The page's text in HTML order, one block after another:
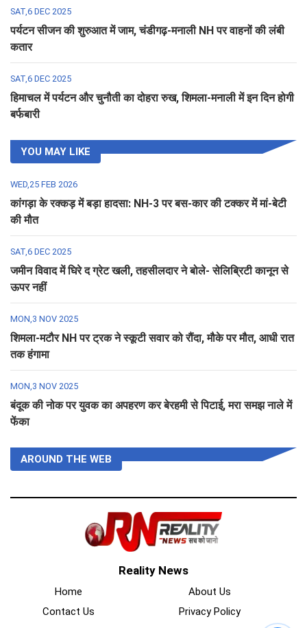
SAT,6 DEC 2025
पर्यटन सीजन की शुरुआत में जाम, चंडीगढ़-मनाली NH पर वाहनों की लंबी
कतार
SAT,6 DEC 2025
हिमाचल में पर्यटन और चुनौती का दोहरा रुख, शिमला-मनाली में इन दिन होगी
बर्फबारी
YOU MAY LIKE
WED,25 FEB 2026
कांगड़ा के रक्कड़ में बड़ा हादसा: NH-3 पर बस-कार की टक्कर में मां-बेटी
की मौत
SAT,6 DEC 2025
जमीन विवाद में घिरे द ग्रेट खली, तहसीलदार ने बोले- सेलिब्रिटी कानून से
ऊपर नहीं
MON,3 NOV 2025
शिमला-मटौर NH पर ट्रक ने स्कूटी सवार को रौंदा, मौके पर मौत, आधी रात
तक हंगामा
MON,3 NOV 2025
बंदूक की नोक पर युवक का अपहरण कर बेरहमी से पिटाई, मरा समझ नाले में
फेंका
AROUND THE WEB
Reality News
Home
About Us
Contact Us
Privacy Policy